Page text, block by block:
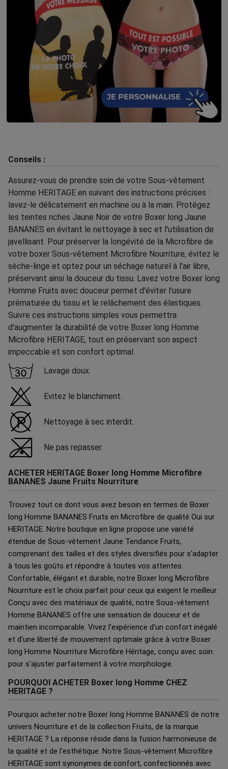
Conseils :
Assurez-vous de prendre soin de votre Sous-vêtement
Homme HERITAGE en suivant des instructions précises :
lavez-le délicatement en machine ou à la main. Protégez
les teintes riches Jaune Noir de votre Boxer long Jaune
BANANES en évitant le nettoyage à sec et l'utilisation de
javellisant. Pour préserver la longévité de la Microfibre de
votre boxer Sous-vêtement Microfibre Nourriture, évitez le
sèche-linge et optez pour un séchage naturel à l'air libre,
préservant ainsi la douceur du tissu. Lavez votre Boxer long
Homme Fruits avec douceur permet d'éviter l'usure
prématurée du tissu et le relâchement des élastiques.
Suivre ces instructions simples vous permettra
d'augmenter la durabilité de votre Boxer long Homme
Microfibre HERITAGE, tout en préservant son aspect
impeccable et son confort optimal.
Lavage doux.
Evitez le blanchiment.
Nettoyage à sec interdit.
Ne pas repasser.
ACHETER HERITAGE Boxer long Homme Microfibre
BANANES Jaune Fruits Nourriture
Trouvez tout ce dont vous avez besoin en termes de Boxer
long Homme BANANES Fruits en Microfibre de qualité Oui sur
HERITAGE. Notre boutique en ligne propose une variété
étendue de Sous-vêtement Jaune Tendance Fruits,
comprenant des tailles et des styles diversifiés pour s'adapter
à tous les goûts et répondre à toutes vos attentes.
Confortable, élégant et durable, notre Boxer long Microfibre
Nourriture est le choix parfait pour ceux qui exigent le meilleur.
Conçu avec des matériaux de qualité, notre Sous-vêtement
Homme BANANES offre une sensation de douceur et de
maintien incomparable. Vivez l'expérience d'un confort inégalé
et d'une liberté de mouvement optimale grâce à votre Boxer
long Homme Nourriture Microfibre Héritage, conçu avec soin
pour s'ajuster parfaitement à votre morphologie.
POURQUOI ACHETER Boxer long Homme CHEZ
HERITAGE ?
Pourquoi acheter notre Boxer long Homme BANANES de notre
univers Nourriture et de la collection Fruits, de la marque
HERITAGE ? La réponse réside dans la fusion harmonieuse de
la qualité et de l'esthétique. Notre Sous-vêtement Microfibre
HERITAGE sont synonymes de confort, confectionnés avec